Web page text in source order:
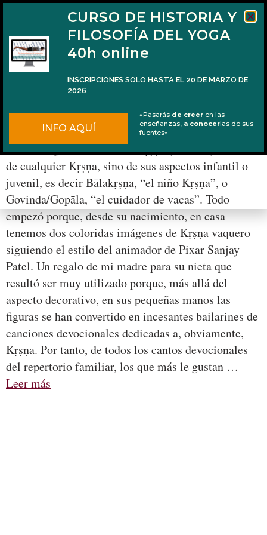
‘Little Krishna’, una serie animada no solo
para niños
Nuestra hija es fanática de Kṛṣṇa (Krishna). Pero no
de cualquier Kṛṣṇa, sino de sus aspectos infantil o
juvenil, es decir Bālakṛṣṇa, “el niño Kṛṣṇa”, o
Govinda/Gopāla, “el cuidador de vacas”. Todo
empezó porque, desde su nacimiento, en casa
tenemos dos coloridas imágenes de Kṛṣṇa vaquero
siguiendo el estilo del animador de Pixar Sanjay
Patel. Un regalo de mi madre para su nieta que
resultó ser muy utilizado porque, más allá del
aspecto decorativo, en sus pequeñas manos las
figuras se han convertido en incesantes bailarines de
canciones devocionales dedicadas a, obviamente,
Kṛṣṇa. Por tanto, de todos los cantos devocionales
del repertorio familiar, los que más le gustan …
Leer más
CURSO DE HISTORIA Y
FILOSOFÍA DEL YOGA
40h online
INSCRIPCIONES SOLO HASTA EL 20 DE MARZO DE
2026
INFO AQUÍ
«Pasarás de creer en las
enseñanzas, a conocerlas de sus
fuentes»